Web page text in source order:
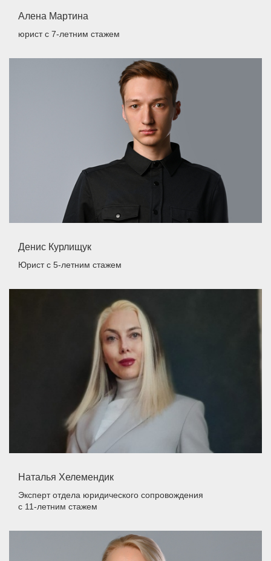
Алена Мартина
юристс 7-летним стажем
Денис Курлищук
Юристс 5-летним стажем
Наталья Хелемендик
Эксперт отдела юридического сопровождения
с 11-летним стажем